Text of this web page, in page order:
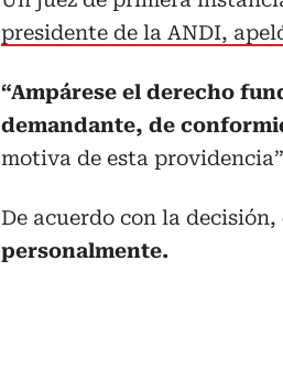
presidente de la ANDI,
“Ampárese el derecho
demandante, de
motiva de esta
De acuerdo con la decisión,
personalmente.